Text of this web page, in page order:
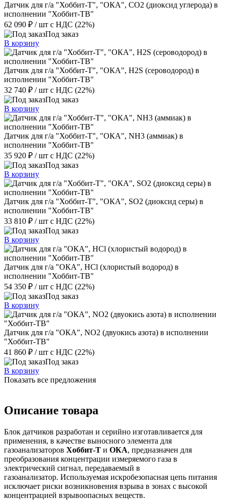
Датчик для г/а "Хоббит-Т", "ОКА", CO2 (диоксид углерода) в
исполнении "Хоббит-ТВ"
62 090 ₽ / шт с НДС (22%)
Под заказ
В корзину
Датчик для г/а "Хоббит-Т", "ОКА", H2S (сероводород) в
исполнении "Хоббит-ТВ"
32 740 ₽ / шт с НДС (22%)
Под заказ
В корзину
Датчик для г/а "Хоббит-Т", "ОКА", NH3 (аммиак) в
исполнении "Хоббит-ТВ"
35 920 ₽ / шт с НДС (22%)
Под заказ
В корзину
Датчик для г/а "Хоббит-Т", "ОКА", SO2 (диоксид серы) в
исполнении "Хоббит-ТВ"
33 810 ₽ / шт с НДС (22%)
Под заказ
В корзину
Датчик для г/а "ОКА", HCl (хлористый водород) в
исполнении "Хоббит-ТВ"
54 350 ₽ / шт с НДС (22%)
Под заказ
В корзину
Датчик для г/а "ОКА", NO2 (двуокись азота) в исполнении
"Хоббит-ТВ"
41 860 ₽ / шт с НДС (22%)
Под заказ
В корзину
Показать все предложения
Описание товара
Блок датчиков разработан и серийно изготавливается для
применения, в качестве выносного элемента для
газоанализаторов Хоббит-Т и ОКА, предназначен для
преобразования концентрации измеряемого газа в
электрический сигнал, передаваемый в
газоанализатор. Используемая искробезопасная цепь питания
исключает риски возникновения взрыва в зонах с высокой
концентрацией взрывоопасных веществ.